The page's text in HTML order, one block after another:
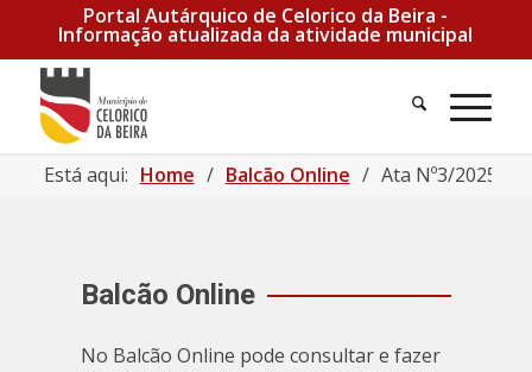
Portal Autárquico de Celorico da Beira -
Informação atualizada da atividade municipal
Pesquisa
Está aqui: Home / Balcão Online / Ata Nº3/2025
Balcão Online
No Balcão Online pode consultar e fazer